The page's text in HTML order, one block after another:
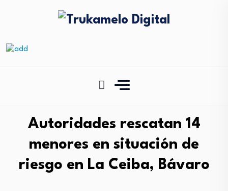
Autoridades rescatan 14
menores en situación de
riesgo en La Ceiba, Bávaro